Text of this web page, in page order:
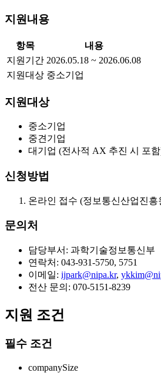
지원내용
항목
내용
지원기간 2026.05.18 ~ 2026.06.08
지원대상 중소기업
지원대상
중소기업
중견기업
대기업 (전사적 AX 추진 시 포
신청방법
온라인 접수 (정보통신산업진
문의처
담당부서: 과학기술정보통신부
연락처: 043-931-5750, 5751
이메일: ijpark@nipa.kr,
전산 문의: 070-5151-8239
지원 조건
필수 조건
companySize